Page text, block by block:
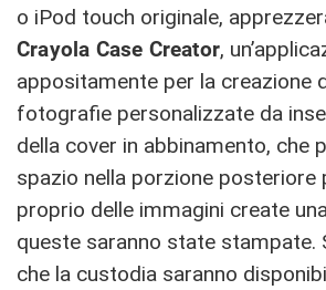
o iPod touch originale,
Crayola Case Creator,
appositamente per la creazione
fotografie personalizzate da
della cover in abbinamento, che
spazio nella porzione posteriore
proprio delle immagini create
queste saranno state stampate.
che la custodia saranno